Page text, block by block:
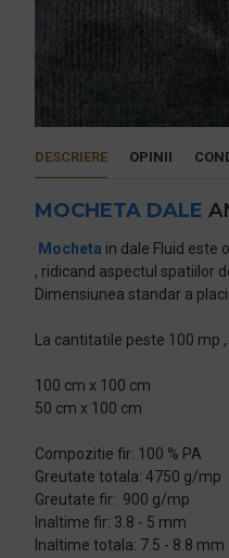
DESCRIERE OPINII
MOCHETA DALE
Mocheta in dale Fluid este
, ridicand aspectul spatiilor
Dimensiunea standar a
La cantitatile peste 100
100 cm x 100 cm
50 cm x 100 cm
Compozitie fir: 100 % PA
Greutate totala: 4750 g/mp
Greutate fir: 900 g/mp
Inaltime fir: 3.8 - 5 mm
Inaltime totala: 7.5 - 8.8 mm